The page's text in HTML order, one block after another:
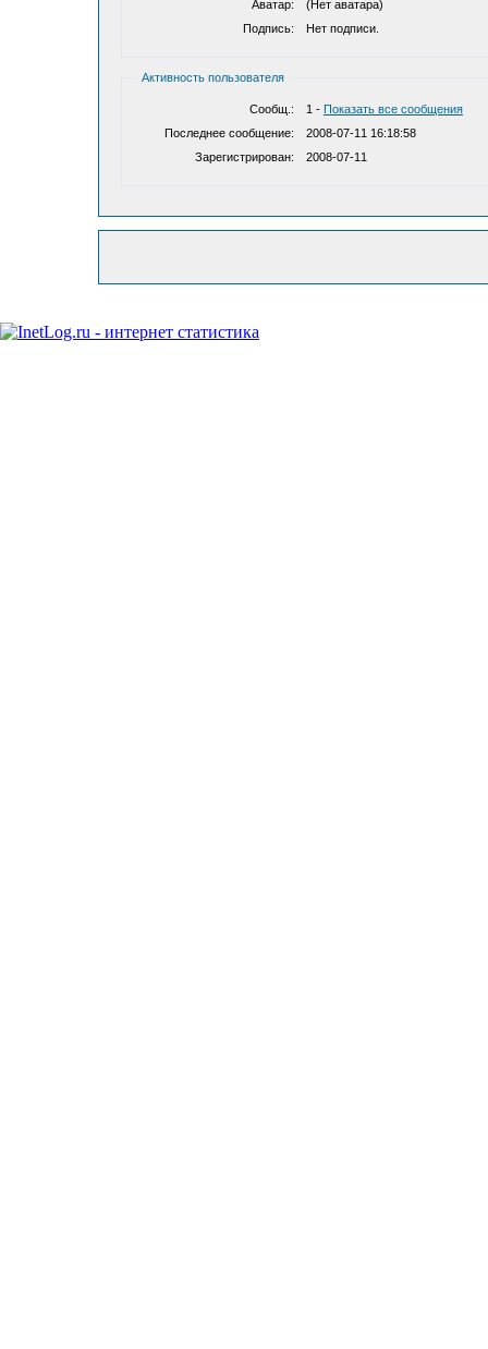
Аватар:
(Нет аватара)
Подпись:
Нет подписи.
Активность пользователя
Сообщ.: 1 - Показать все сообщения
Последнее сообщение:
2008-07-11 16:18:58
Зарегистрирован:
2008-07-11